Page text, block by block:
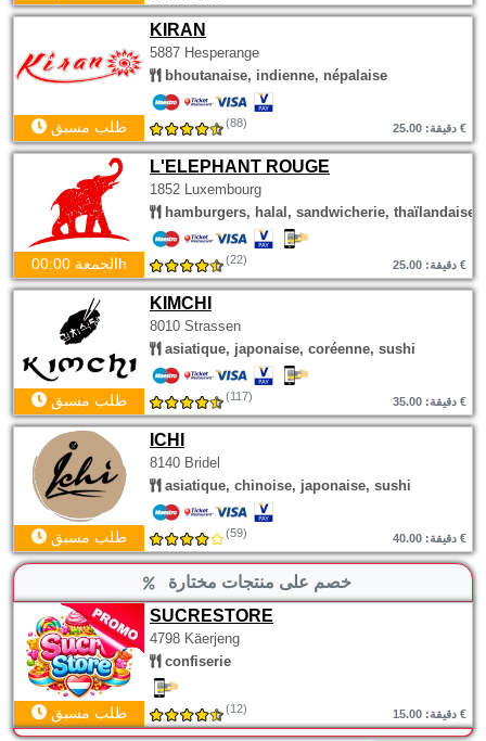
KIRAN
5887 Hesperange
bhoutanaise, indienne, népalaise
طلب مسبق (88) دقيقة: 25.00 €
L'ELEPHANT ROUGE
1852 Luxembourg
hamburgers, halal, sandwicherie, thaïlandaise
الجمعة 00:00h (22) دقيقة: 25.00 €
KIMCHI
8010 Strassen
asiatique, japonaise, coréenne, sushi
طلب مسبق (117) دقيقة: 35.00 €
ICHI
8140 Bridel
asiatique, chinoise, japonaise, sushi
طلب مسبق (59) دقيقة: 40.00 €
خصم على منتجات مختارة
SUCRESTORE
4798 Käerjeng
confiserie
طلب مسبق (12) دقيقة: 15.00 €